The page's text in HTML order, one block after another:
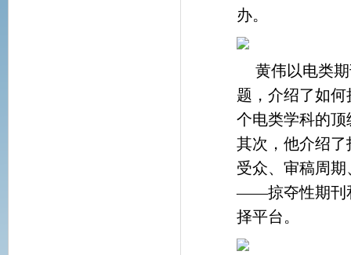
办。
黄伟以电类
题，介绍了如
个电类学科的
其次，他介绍
受众、审稿周
——掠夺性期刊
择平台。